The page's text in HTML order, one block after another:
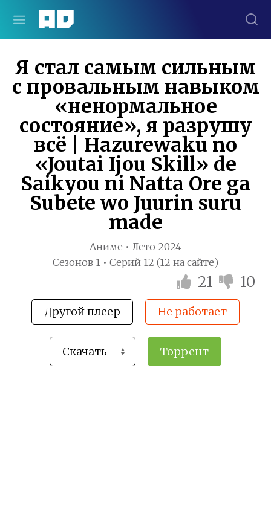
Я стал самым сильным
с провальным навыком
«ненормальное
состояние», я разрушу
всё | Hazurewaku no
«Joutai Ijou Skill» de
Saikyou ni Natta Ore ga
Subete wo Juurin suru
made
Аниме • Лето 2024
Сезонов 1 • Серий 12 (12 на сайте)
21 10
Другой плеер Не работает
Торрент